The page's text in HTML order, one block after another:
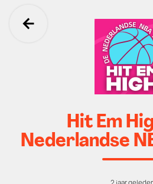
Ga terug
Hit Em
Nederlandse